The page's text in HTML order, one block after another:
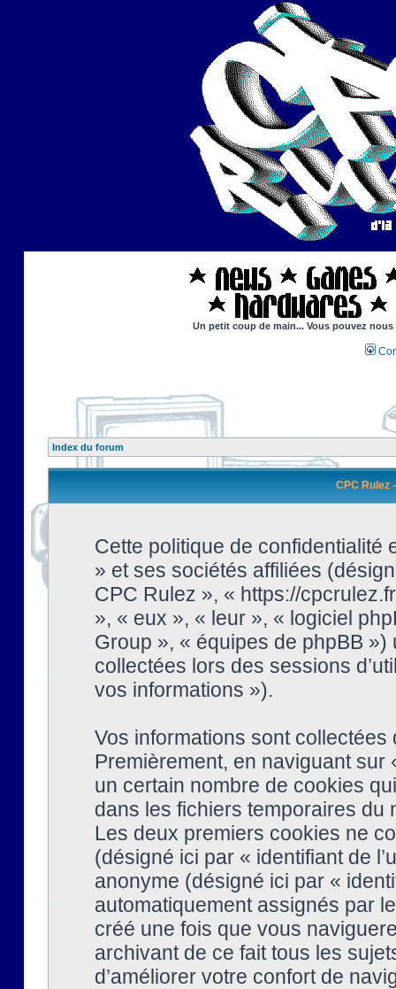
Un petit coup de main... Vous pouvez
Index du forum
CPC Rulez
Cette politique de confidentialité
» et ses sociétés affiliées
CPC Rulez », « https://
», « eux », « leur », « logiciel
Group », « équipes de phpBB
collectées lors des sessions
vos informations »).
Vos informations sont
Premièrement, en naviguant
un certain nombre de cookies
dans les fichiers temporaires du
Les deux premiers cookies ne
(désigné ici par « identifiant de
anonyme (désigné ici par «
automatiquement assignés par
créé une fois que vous
archivant de ce fait tous les
d’améliorer votre confort de